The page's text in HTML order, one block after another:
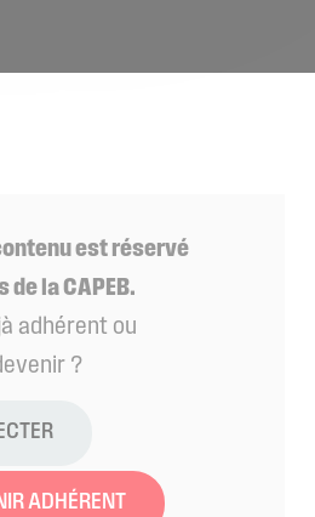
est réservé
la CAPEB.
adhérent ou
?
ADHÉRENT